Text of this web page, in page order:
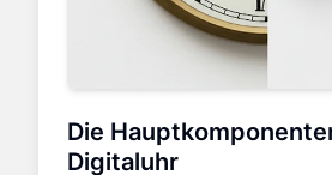
Die
Digitaluhr